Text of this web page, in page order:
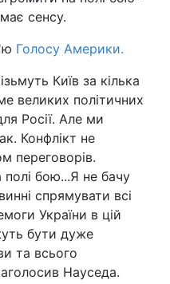
Наука
Лайт
Інциденти
Туризм
Погода
Регіони
сенсу.
Голосу Америки.
Київ за кілька
великих політичних
Росії. Але ми
Конфлікт не
переговорів.
полі бою...Я не бачу
спрямувати всі
України в цій
бути дуже
та всього
Науседа.